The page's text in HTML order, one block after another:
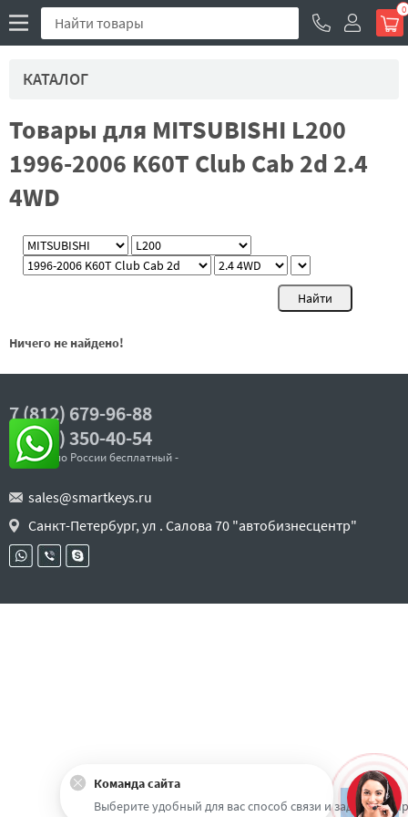
0
КАТАЛОГ
Товары для MITSUBISHI L200
1996-2006 K60T Club Cab 2d 2.4
4WD
Ничего не найдено!
7 (812) 679-96-88
8 (800) 350-40-54
- звонок по России бесплатный -
sales@smartkeys.ru
Санкт-Петербург, ул . Салова 70 "автобизнесцентр"
Наверх
Команда сайта
Выберите удобный для вас способ связи и задайте